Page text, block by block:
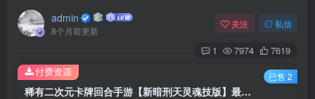
admin
8个月前更新
关注 私信
1 7974 7619
稀有二次元卡牌回合手游【新暗刑天灵魂技版】最新整理单机一键即玩镜像端+Linux手工服务端+安卓+多区跨服+GM授权后台+福利后台+详细搭建教程
付费资源 已售 2